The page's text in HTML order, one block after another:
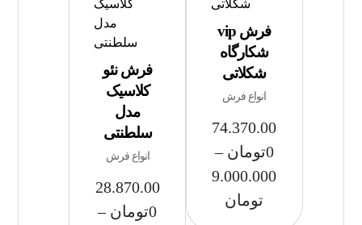
فرش vip
شکارگاه
شکلاتی
انواع فرش
74.370.00
0تومان –
9.000.000
تومان
فرش نئو
کلاسیک
مدل
سلطنتی
انواع فرش
28.870.00
0تومان –